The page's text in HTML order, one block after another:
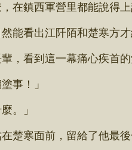
鎮西軍營里都能說得上
看出江阡陌和楚寒方才
看到這一幕痛心疾首的
事！」
。」
寒面前，留給了他最後